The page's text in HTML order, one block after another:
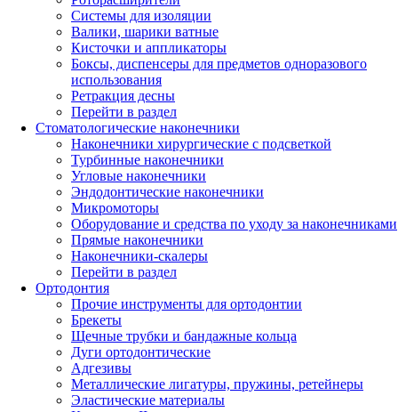
Системы для изоляции
Валики, шарики ватные
Кисточки и аппликаторы
Боксы, диспенсеры для предметов одноразового
использования
Ретракция десны
Перейти в раздел
Стоматологические наконечники
Наконечники хирургические с подсветкой
Турбинные наконечники
Угловые наконечники
Эндодонтические наконечники
Микромоторы
Оборудование и средства по уходу за наконечниками
Прямые наконечники
Наконечники-скалеры
Перейти в раздел
Ортодонтия
Прочие инструменты для ортодонтии
Брекеты
Щечные трубки и бандажные кольца
Дуги ортодонтические
Адгезивы
Металлические лигатуры, пружины, ретейнеры
Эластические материалы